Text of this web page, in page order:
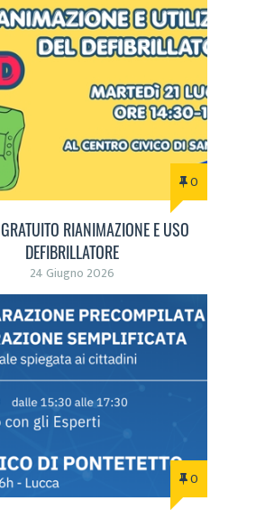
0
RIANIMAZIONE E USO
DEFIBRILLATORE
24 Giugno 2026
0